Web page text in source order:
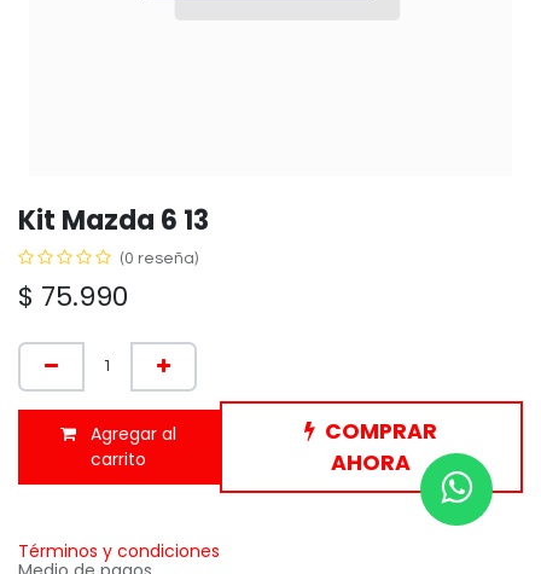
Kit Mazda 6 13
(0 reseña)
$ 75.990
Agregar al
carrito
COMPRAR
AHORA
Términos y condiciones